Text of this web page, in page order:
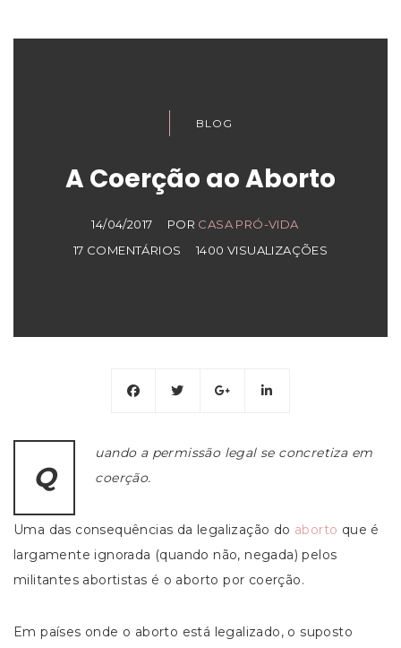
BLOG
A Coerção ao Aborto
14/04/2017 POR CASA PRÓ-VIDA
17 COMENTÁRIOS
1400 VISUALIZAÇÕES
Q
uando a permissão legal se concretiza em
coerção.
Uma das consequências da legalização do aborto que é
largamente ignorada (quando não, negada) pelos
militantes abortistas é o aborto por coerção.
Em países onde o aborto está legalizado, o suposto